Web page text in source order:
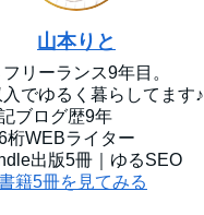
山本りと
リーランス9年目。
でゆるく暮らしてます♪
ブログ歴9年
WEBライター
出版5冊｜ゆるSEO
籍5冊を見てみる